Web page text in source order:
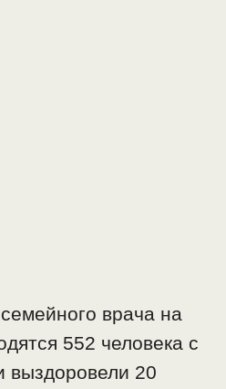
врача на
552 человека с
выздоровели 20